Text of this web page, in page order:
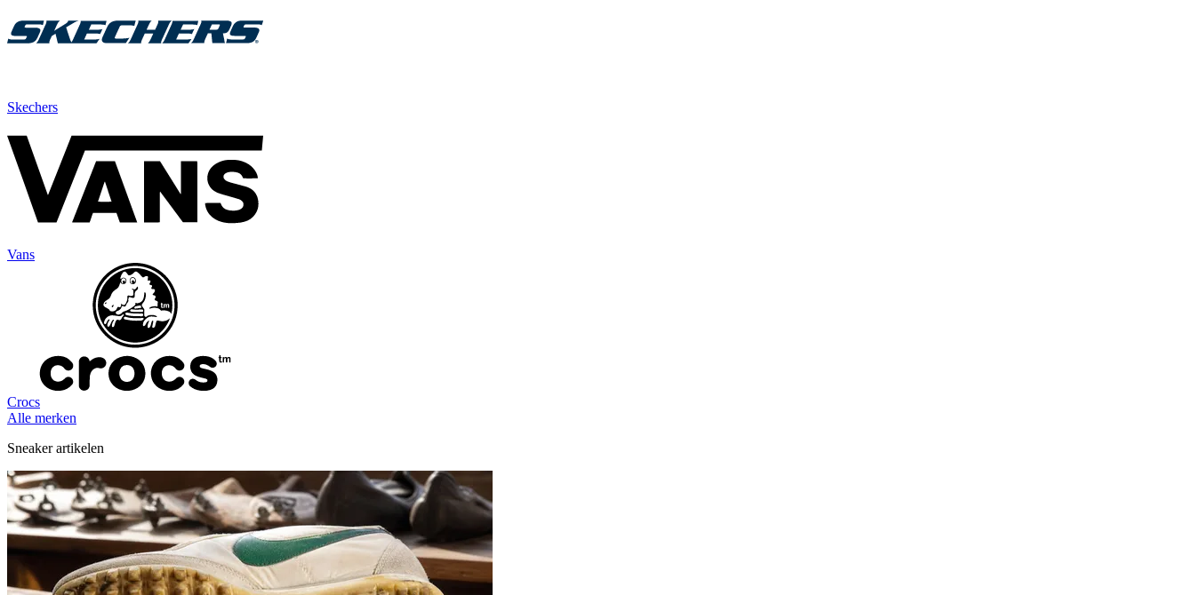
Skechers
Vans
Crocs
Alle merken
Sneaker artikelen